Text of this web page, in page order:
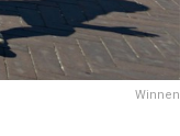
Winnen